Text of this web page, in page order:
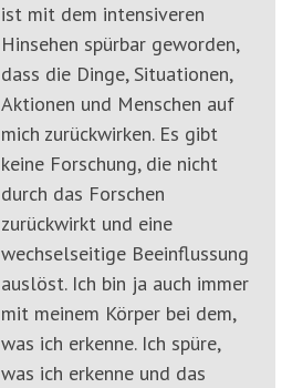
ist mit dem intensiveren
Hinsehen spürbar geworden,
dass die Dinge, Situationen,
Aktionen und Menschen auf
mich zurückwirken. Es gibt
keine Forschung, die nicht
durch das Forschen
zurückwirkt und eine
wechselseitige Beeinflussung
auslöst. Ich bin ja auch immer
mit meinem Körper bei dem,
was ich erkenne. Ich spüre,
was ich erkenne und das